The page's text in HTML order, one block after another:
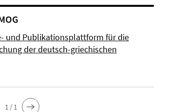
und Publikationsplattform für die
der deutsch-griechischen
1 / 1